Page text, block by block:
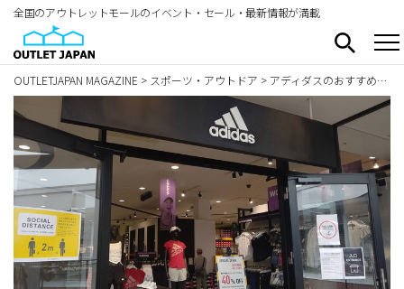
全国のアウトレットモールのイベント・セール・最新情報が満載
OUTLETJAPAN MAGAZINE > スポーツ・アウトドア > アディダスのおすすめワンピース9選！おうち時間にぴったりのアイテムも